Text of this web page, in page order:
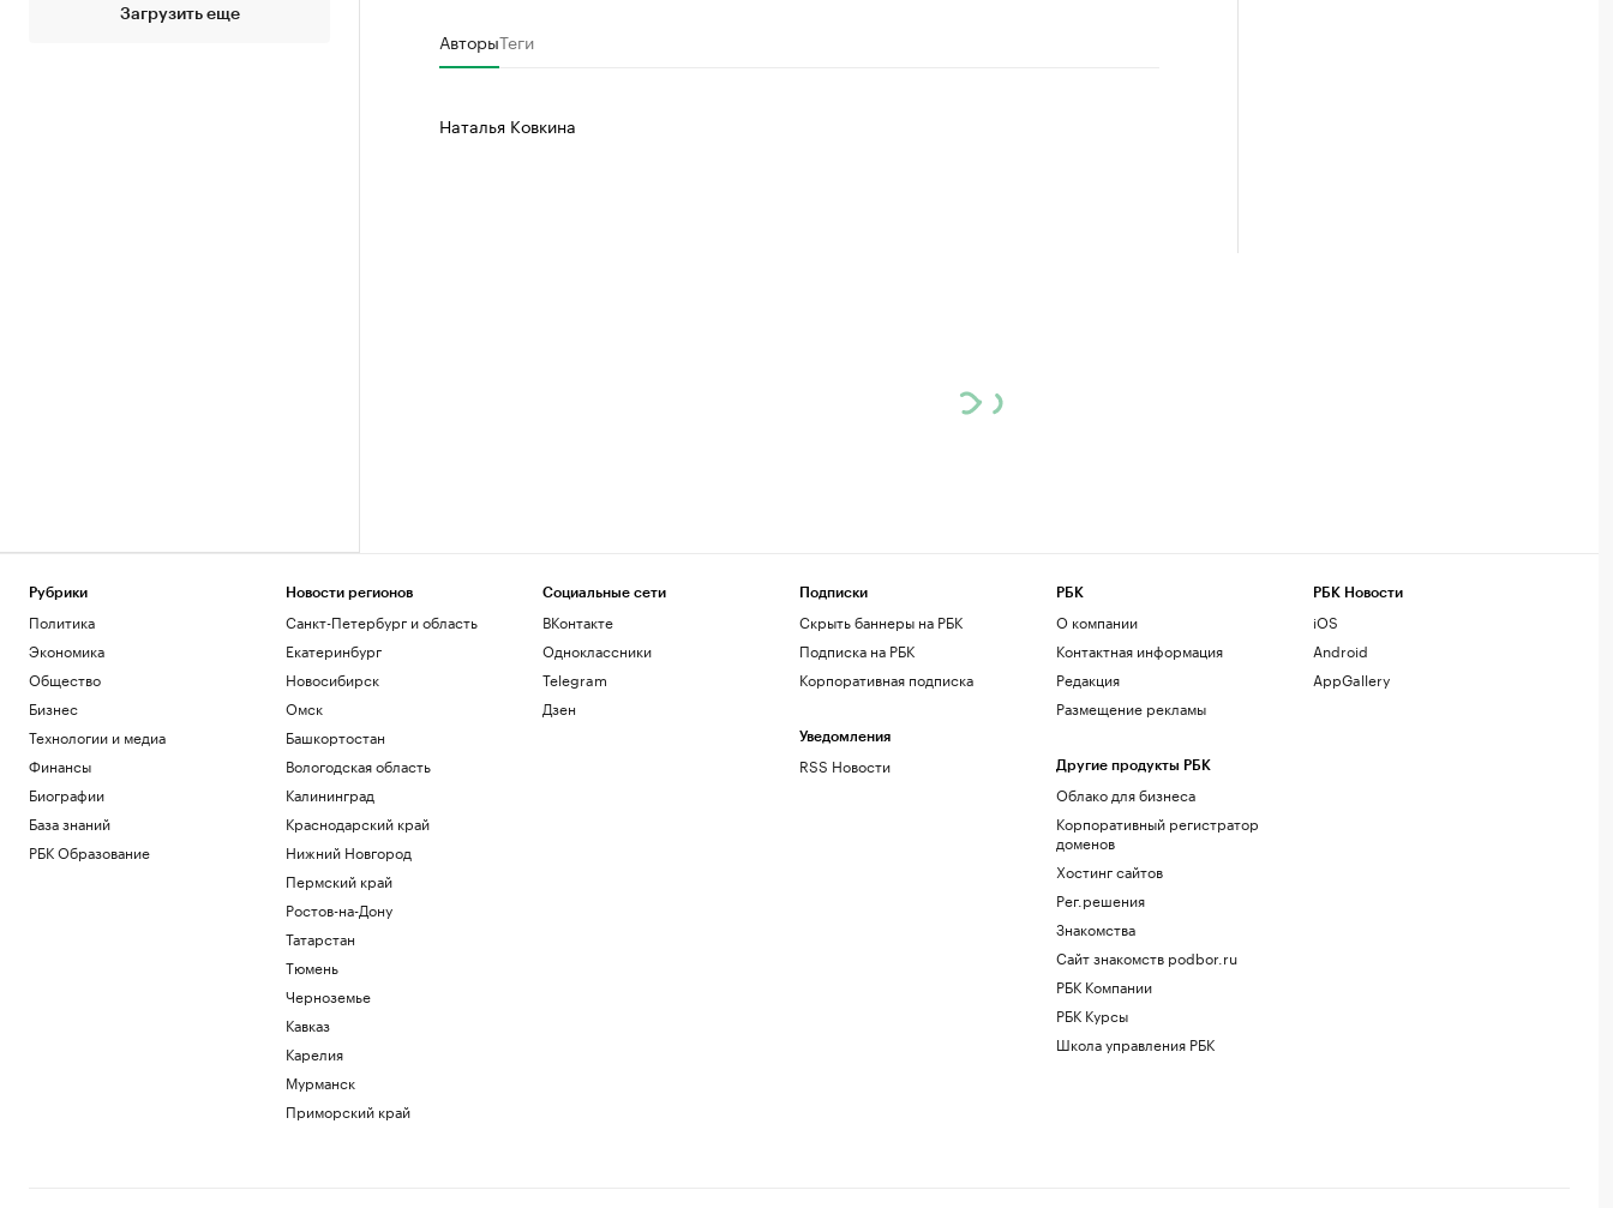
Загрузить еще
АвторыТеги
Наталья Ковкина
Рубрики
Политика
Экономика
Общество
Бизнес
Технологии и медиа
Финансы
Биографии
База знаний
РБК Образование
Новости регионов
Санкт-Петербург и область
Екатеринбург
Новосибирск
Омск
Башкортостан
Вологодская область
Калининград
Краснодарский край
Нижний Новгород
Пермский край
Ростов-на-Дону
Татарстан
Тюмень
Черноземье
Кавказ
Карелия
Мурманск
Приморский край
Социальные сети
ВКонтакте
Одноклассники
Telegram
Дзен
Подписки
Скрыть баннеры на РБК
Подписка на РБК
Корпоративная подписка
Уведомления
RSS Новости
РБК
О компании
Контактная информация
Редакция
Размещение рекламы
Другие продукты РБК
Облако для бизнеса
Корпоративный регистратор
доменов
Хостинг сайтов
Рег.решения
Знакомства
Сайт знакомств podbor.ru
РБК Компании
РБК Курсы
Школа управления РБК
РБК Новости
iOS
Android
AppGallery